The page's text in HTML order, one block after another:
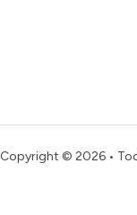
Copyright © 2026 •